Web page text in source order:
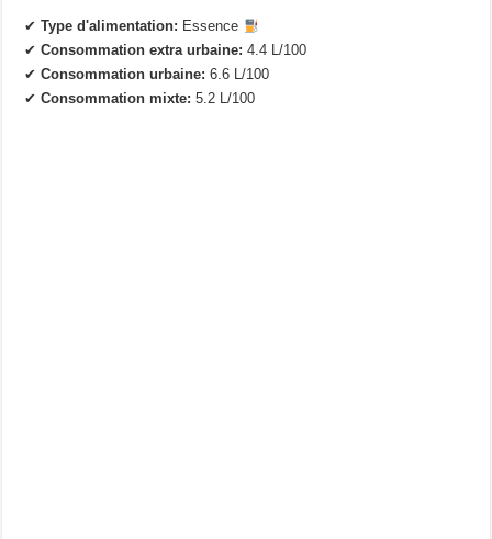
✔ Type d'alimentation: Essence
✔ Consommation extra urbaine:4.4 L/100
✔ Consommation urbaine:6.6 L/100
✔ Consommation mixte:5.2 L/100